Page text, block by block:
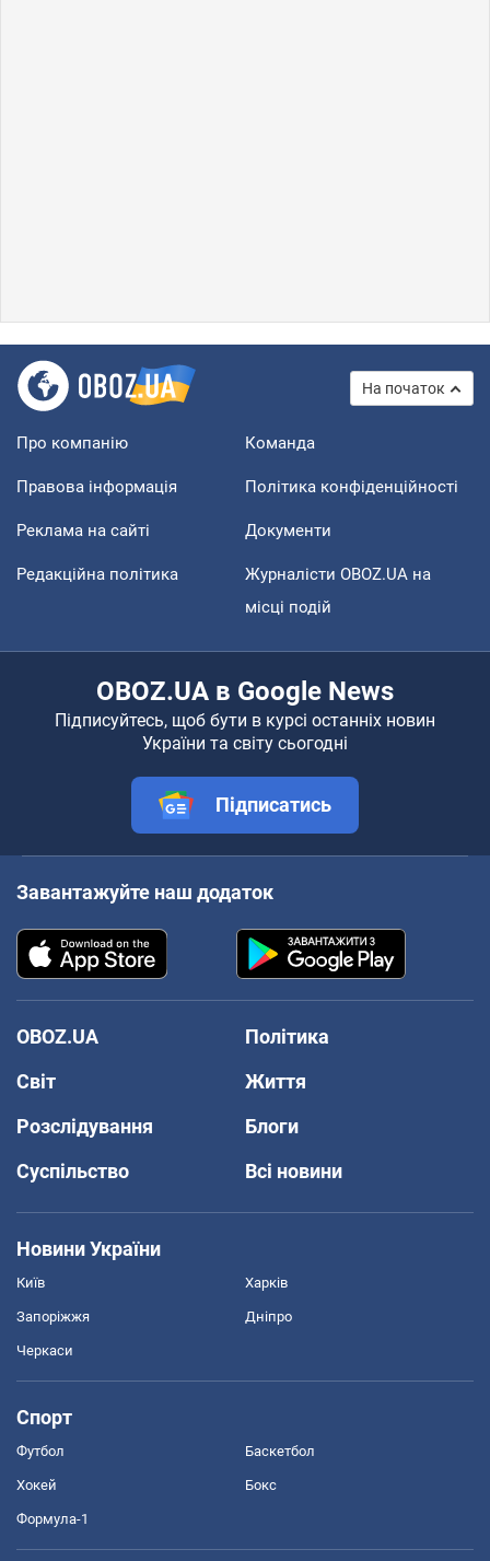
На початок
Про компанію Команда
Правова інформація Політика конфіденційності
Реклама на сайті Документи
Редакційна політика
Журналісти OBOZ.UA на
місці подій
OBOZ.UA в Google News
Підписуйтесь, щоб бути в курсі останніх новин
України та світу сьогодні
Підписатись
Завантажуйте наш додаток
OBOZ.UA
Політика
Світ
Життя
Розслідування
Блоги
Суспільство
Всі новини
Новини України
Київ Харків
Запоріжжя Дніпро
Черкаси
Спорт
Футбол Баскетбол
Хокей Бокс
Формула-1